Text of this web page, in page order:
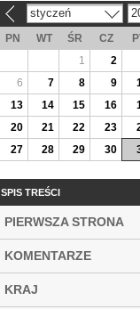
styczeń
PN WT ŚR CZ
1
2
6
7 8 9
13
14 15 16
20
21 22 23
27
28 29 30
SPIS TREŚCI
PIERWSZA STRONA
KOMENTARZE
KRAJ